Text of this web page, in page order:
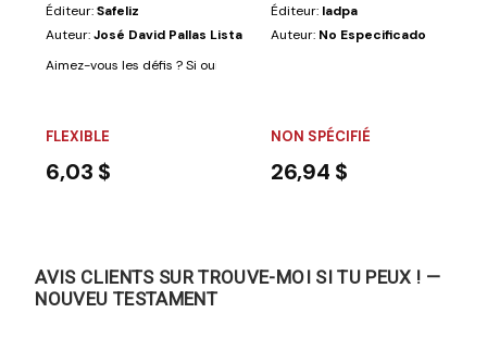
Éditeur:Safeliz
Auteur:José David Pallas Lista
Aimez-vous les défis ? Si oui, ce livre est fait pour vous ! En plus de
FLEXIBLE
6,03 $
Éditeur: Iadpa
Auteur: No Especificado
NON SPÉCIFIÉ
26,94 $
AVIS CLIENTS SUR TROUVE-MOI SI TU PEUX ! —
NOUVEU TESTAMENT